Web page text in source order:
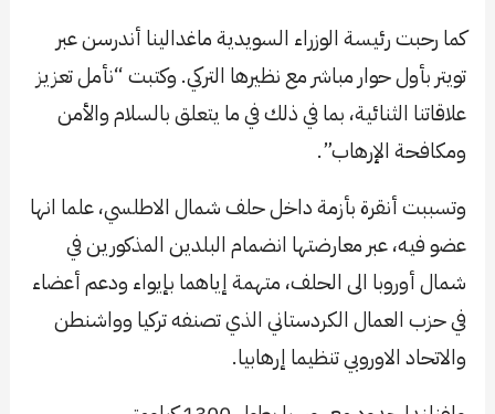
كما رحبت رئيسة الوزراء السويدية ماغدالينا أندرسن عبر
تويتر بأول حوار مباشر مع نظيرها التركي. وكتبت “نأمل تعزيز
علاقاتنا الثنائية، بما في ذلك في ما يتعلق بالسلام والأمن
ومكافحة الإرهاب”.
وتسببت أنقرة بأزمة داخل حلف شمال الاطلسي، علما انها
عضو فيه، عبر معارضتها انضمام البلدين المذكورين في
شمال أوروبا الى الحلف، متهمة إياهما بإيواء ودعم أعضاء
في حزب العمال الكردستاني الذي تصنفه تركيا وواشنطن
والاتحاد الاوروبي تنظيما إرهابيا.